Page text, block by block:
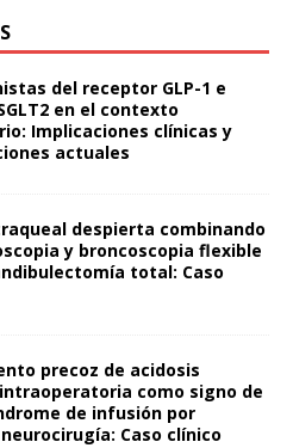
del receptor GLP-1 e
en el contexto
Implicaciones clínicas y
actuales
despierta combinando
y broncoscopia flexible
total: Caso
precoz de acidosis
como signo de
de infusión por
Caso clínico